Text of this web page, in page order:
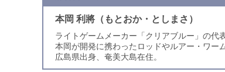
本岡 利將（もとおか・としまさ）
ライトゲームメーカー「クリアブルー」の代表
本岡が開発に携わったロッドやルアー・ワー
広島県出身、奄美大島在住。